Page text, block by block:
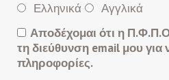
Ελληνικά
Αγγλικά
Αποδέχομαι ότι η
τη διεύθυνση email μου για
πληροφορίες.